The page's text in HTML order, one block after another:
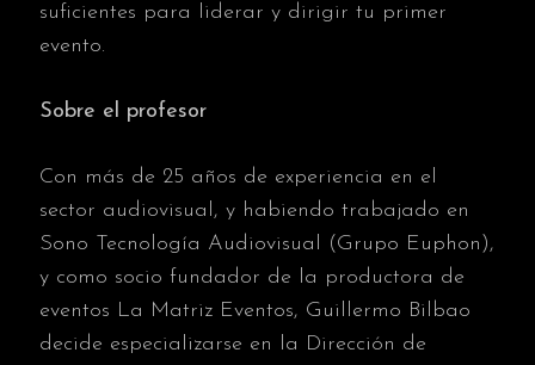
suficientes para liderar y dirigir tu primer
evento.
Sobre el profesor
Con más de 25 años de experiencia en el
sector audiovisual, y habiendo trabajado en
Sono Tecnología Audiovisual (Grupo Euphon),
y como socio fundador de la productora de
eventos La Matriz Eventos, Guillermo Bilbao
decide especializarse en la Dirección de